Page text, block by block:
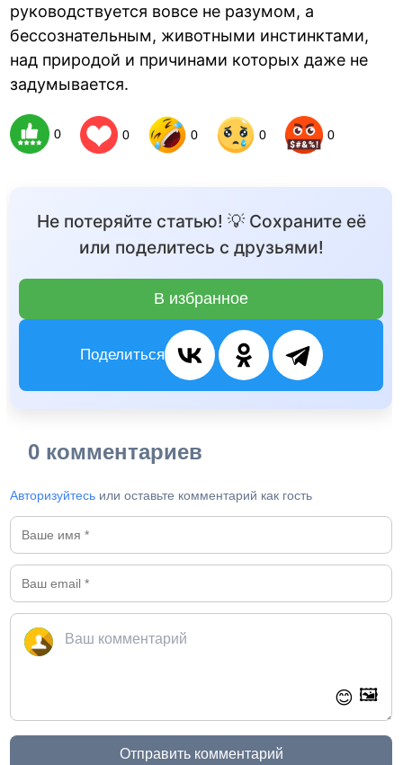
руководствуется вовсе не разумом, а
бессознательным, животными инстинктами,
над природой и причинами которых даже не
задумывается.
0 0 0 0 0
Не потеряйте статью! 💡 Сохраните её
или поделитесь с друзьями!
В избранное
Поделиться
0 комментариев
Авторизуйтесь или оставьте комментарий как гость
😊 🖼️
Отправить комментарий